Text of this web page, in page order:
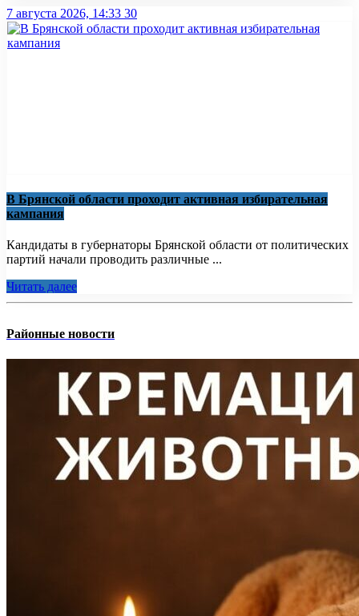
7 августа 2026, 14:33 30
В Брянской области проходит активная избирательная
кампания
Кандидаты в губернаторы Брянской области от политических
партий начали проводить различные ...
Читать далее
Районные новости